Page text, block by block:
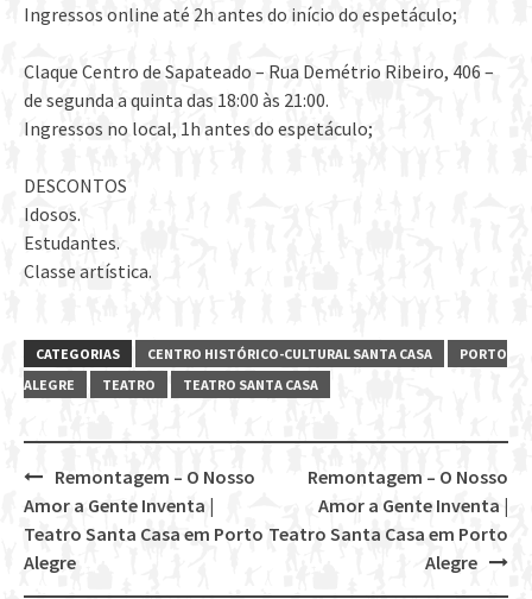
​Ingressos online até 2h antes do início do espetáculo;
​Claque Centro de Sapateado – Rua Demétrio Ribeiro, 406 –
de segunda a quinta das 18:00 às 21:00.
Ingressos no local, 1h antes do espetáculo;
DESCONTOS
Idosos.
Estudantes.
Classe artística.
CATEGORIAS CENTRO HISTÓRICO-CULTURAL SANTA CASA
PORTO
ALEGRE
TEATRO TEATRO SANTA CASA
Post
navigation
Remontagem – O Nosso
Amor a Gente Inventa |
Teatro Santa Casa em Porto
Alegre
Remontagem – O Nosso
Amor a Gente Inventa |
Teatro Santa Casa em Porto
Alegre